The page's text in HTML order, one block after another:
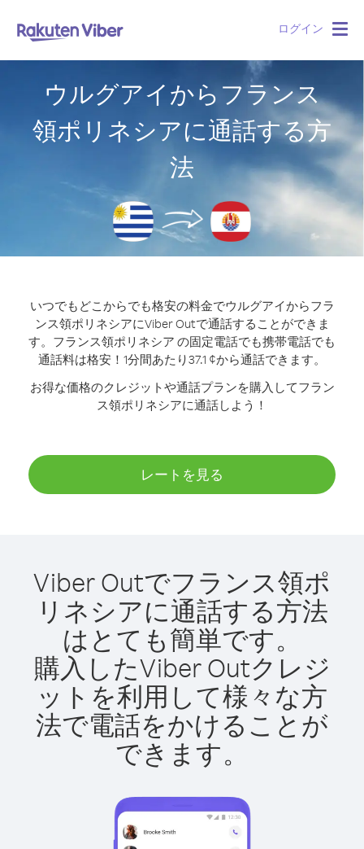
ログイン
ウルグアイからフランス
領ポリネシアに通話する方
法
いつでもどこからでも格安の料金でウルグアイからフラ
ンス領ポリネシアにViber Outで通話することができま
す。 フランス領ポリネシア の固定電話でも携帯電話でも
通話料は格安！1分間あたり37.1 ¢から通話できます。
お得な価格のクレジットや通話プランを購入してフラン
ス領ポリネシアに通話しよう！
レートを見る
Viber Outでフランス領ポ
リネシアに通話する方法
はとても簡単です。
購入したViber Outクレジ
ットを利用して様々な方
法で電話をかけることが
できます。